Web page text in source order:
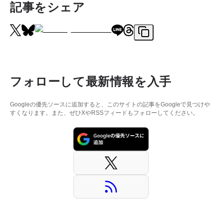
記事をシェア
フォローして最新情報を入手
Googleの優先ソースに追加すると、このサイトの記事をGoogleで見つけや
すくなります。また、ぜひXやRSSフィードもフォローしてください。